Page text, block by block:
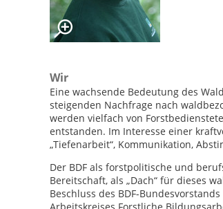
Wir
Eine wachsende Bedeutung des
steigenden Nachfrage nach
werden vielfach von
entstanden. Im Interesse einer
„Tiefenarbeit“, Kommunikation,
Der BDF als forstpolitische und
Bereitschaft, als „Dach“ für dieses
Beschluss des BDF-